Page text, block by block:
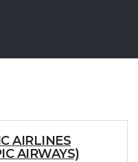
AIRLINES
AIRWAYS)